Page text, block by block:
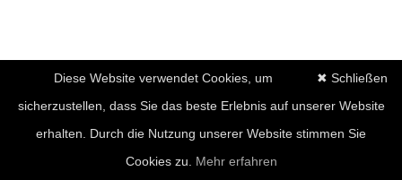
✖ Schließen
Diese Website verwendet Cookies, um
sicherzustellen, dass Sie das beste Erlebnis auf unserer Website
erhalten. Durch die Nutzung unserer Website stimmen Sie
Cookies zu. Mehr erfahren